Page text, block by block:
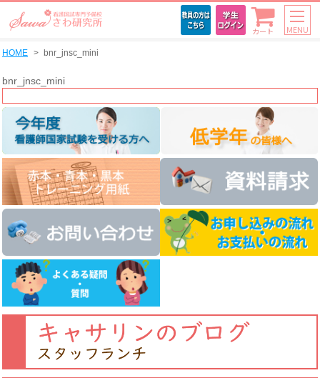
カート MENU
HOME bnr_jnsc_mini
bnr_jnsc_mini